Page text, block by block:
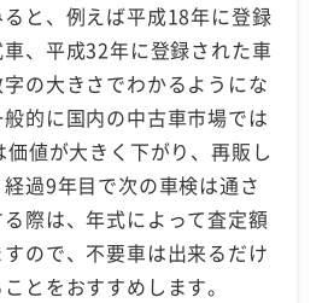
と、例えば平成18年に登録
、平成32年に登録された車
の大きさでわかるようにな
的に国内の中古車市場では
値が大きく下がり、再販し
過9年目で次の車検は通さ
際は、年式によって査定額
ので、不要車は出来るだけ
とをおすすめします。